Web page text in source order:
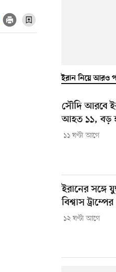
ইরান নিয়ে আরও
সৌদি আরবে
আহত ১১, বড়
১১ ঘণ্টা আগে
ইরানের সঙ্গে
বিশ্বাস ট্রাম্পের
১২ ঘণ্টা আগে